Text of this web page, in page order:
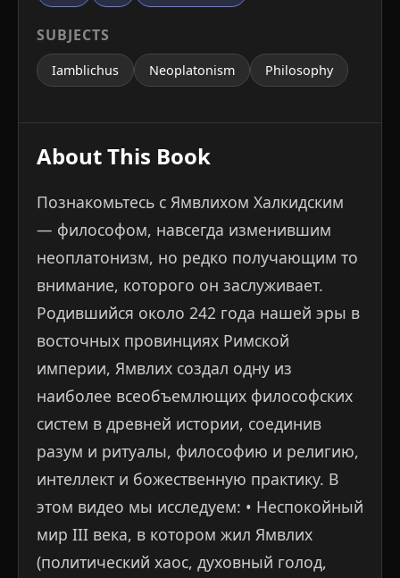
SUBJECTS
Iamblichus Neoplatonism Philosophy
About This Book
Познакомьтесь с Ямвлихом Халкидским
— философом, навсегда изменившим
неоплатонизм, но редко получающим то
внимание, которого он заслуживает.
Родившийся около 242 года нашей эры в
восточных провинциях Римской
империи, Ямвлих создал одну из
наиболее всеобъемлющих философских
систем в древней истории, соединив
разум и ритуалы, философию и религию,
интеллект и божественную практику. В
этом видео мы исследуем: • Неспокойный
мир III века, в котором жил Ямвлих
(политический хаос, духовный голод,